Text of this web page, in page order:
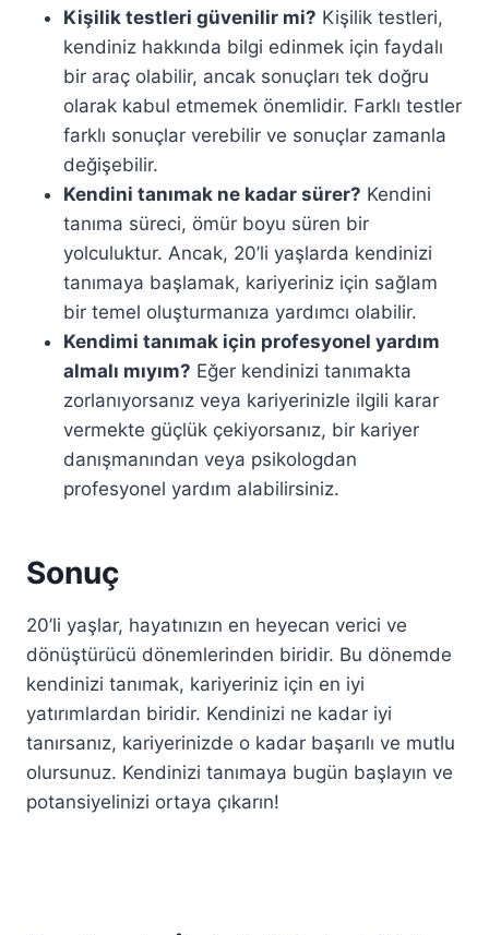
Kişilik testleri güvenilir mi? Kişilik testleri,
kendiniz hakkında bilgi edinmek için faydalı
bir araç olabilir, ancak sonuçları tek doğru
olarak kabul etmemek önemlidir. Farklı testler
farklı sonuçlar verebilir ve sonuçlar zamanla
değişebilir.
Kendini tanımak ne kadar sürer? Kendini
tanıma süreci, ömür boyu süren bir
yolculuktur. Ancak, 20’li yaşlarda kendinizi
tanımaya başlamak, kariyeriniz için sağlam
bir temel oluşturmanıza yardımcı olabilir.
Kendimi tanımak için profesyonel yardım
almalı mıyım? Eğer kendinizi tanımakta
zorlanıyorsanız veya kariyerinizle ilgili karar
vermekte güçlük çekiyorsanız, bir kariyer
danışmanından veya psikologdan
profesyonel yardım alabilirsiniz.
Sonuç
20’li yaşlar, hayatınızın en heyecan verici ve
dönüştürücü dönemlerinden biridir. Bu dönemde
kendinizi tanımak, kariyeriniz için en iyi
yatırımlardan biridir. Kendinizi ne kadar iyi
tanırsanız, kariyerinizde o kadar başarılı ve mutlu
olursunuz. Kendinizi tanımaya bugün başlayın ve
potansiyelinizi ortaya çıkarın!